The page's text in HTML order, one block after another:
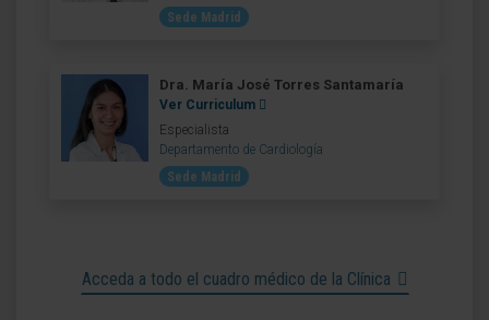
Sede Madrid
Dra. María José Torres Santamaría
Ver Curriculum
Especialista
Departamento de Cardiología
Sede Madrid
Acceda a todo el cuadro médico de la Clínica